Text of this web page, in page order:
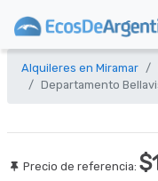
Alquileres en Miramar
Departamento
Precio de referencia: